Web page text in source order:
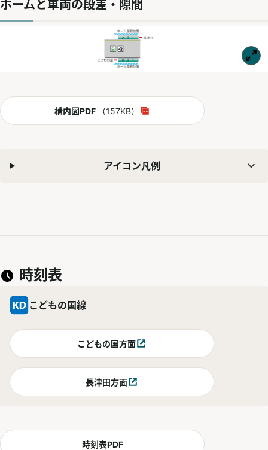
ホームと車両の段差・隙間
構内図PDF PDF
（157KB）
別ウィンドウで開く
アイコン凡例
時刻表
こどもの国線
こどもの国方面別ウィンドウで開く
長津田方面別ウィンドウで開く
時刻表PDF